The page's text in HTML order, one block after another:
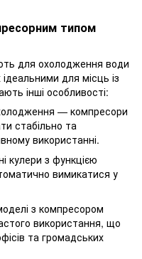
типом
для охолодження води
для місць із
інші особливості:
— компресори
стабільно та
використанні.
кулери з функцією
вимикатися у
з компресором
використання, що
та громадських